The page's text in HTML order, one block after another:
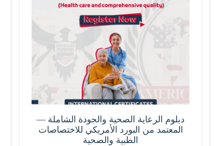
دبلوم الرعاية الصحية والجودة الشاملة —
المعتمد من البورد الأمريكي للاختصاصات
الطبية والصحية